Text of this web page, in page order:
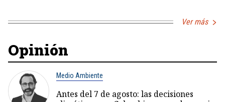
Ver más
Opinión
Medio Ambiente
Antes del 7 de agosto: las decisiones